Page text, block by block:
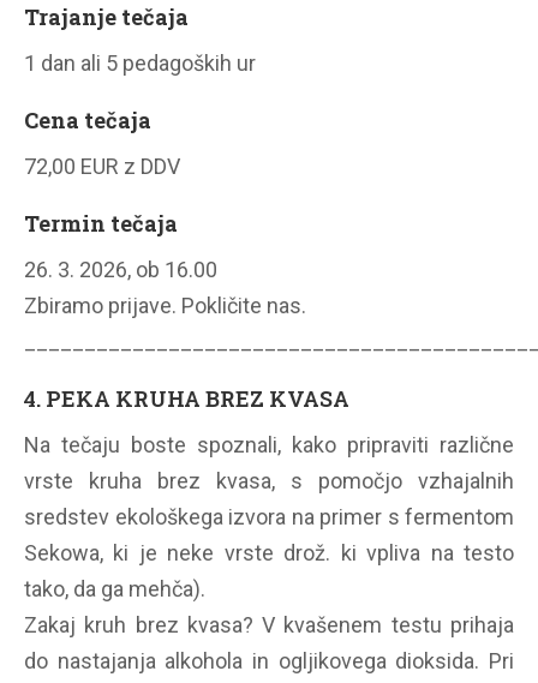
Trajanje tečaja
1 dan ali 5 pedagoških ur
Cena tečaja
72,00 EUR z DDV
Termin tečaja
26. 3. 2026, ob 16.00
Zbiramo prijave. Pokličite nas.
4. PEKA KRUHA BREZ KVASA
Na tečaju boste spoznali, kako pripraviti različne
vrste kruha brez kvasa, s pomočjo vzhajalnih
sredstev ekološkega izvora na primer s fermentom
Sekowa, ki je neke vrste drož. ki vpliva na testo
tako, da ga mehča).
Zakaj kruh brez kvasa? V kvašenem testu prihaja
do nastajanja alkohola in ogljikovega dioksida. Pri